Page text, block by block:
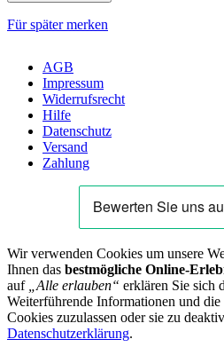
Für später merken
AGB
Impressum
Widerrufsrecht
Hilfe
Datenschutz
Versand
Zahlung
Wir verwenden Cookies um unsere
Ihnen das bestmögliche Online-
auf
„Alle erlauben“ erklären Sie sich
Weiterführende Informationen und
Cookies zuzulassen oder sie zu
Datenschutzerklärung.